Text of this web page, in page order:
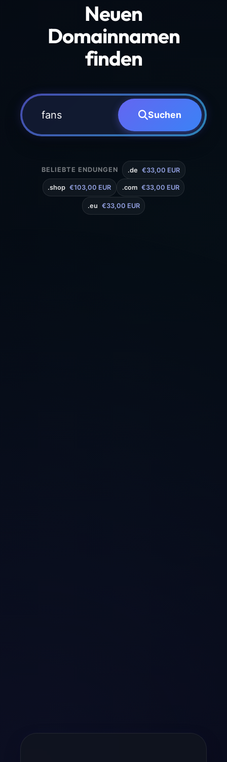
Neuen
Domainnamen
finden
Suchen
BELIEBTE ENDUNGEN .de €33,00 EUR
.shop €103,00 EUR .com €33,00 EUR
.eu €33,00 EUR